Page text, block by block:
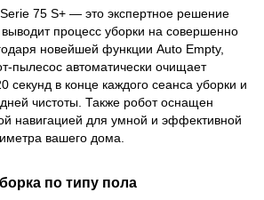
75 S+ — это экспертное решение
процесс уборки на совершенно
новейшей функции Auto Empty,
пылесос автоматически очищает
секунд в конце каждого сеанса уборки и
чистоты. Также робот оснащен
навигацией для умной и эффективной
вашего дома.
по типу пола